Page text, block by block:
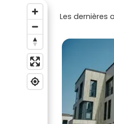
Les dernières